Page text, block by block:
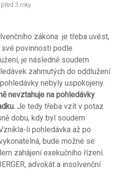
3 roky
zákona je třeba uvést,
své povinnosti podle
je následně soudem
zahrnutých do oddlužení
nebyly uspokojeny.
nevztahuje na pohledávky
Je tedy třeba vzít v potaz
dobu, kdy byl soudem
li pohledávka až po
bude možné se
zahájení exekučního řízení.
advokát a insolvenční